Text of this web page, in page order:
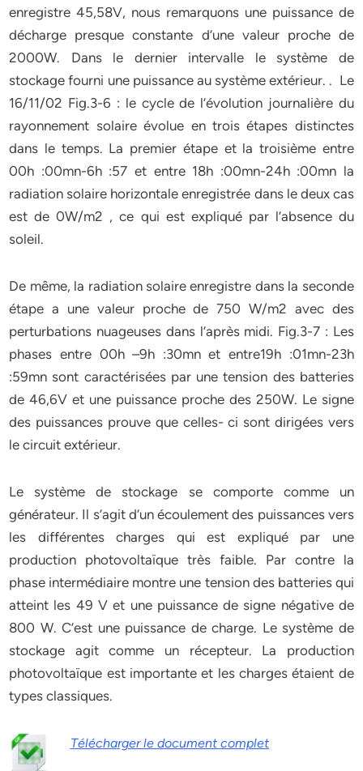
enregistre 45,58V, nous remarquons une puissance de
décharge presque constante d’une valeur proche de
2000W. Dans le dernier intervalle le système de
stockage fourni une puissance au système extérieur. . Le
16/11/02 Fig.3-6 : le cycle de l’évolution journalière du
rayonnement solaire évolue en trois étapes distinctes
dans le temps. La premier étape et la troisième entre
00h :00mn-6h :57 et entre 18h :00mn-24h :00mn la
radiation solaire horizontale enregistrée dans le deux cas
est de 0W/m2 , ce qui est expliqué par l’absence du
soleil.
De même, la radiation solaire enregistre dans la seconde
étape a une valeur proche de 750 W/m2 avec des
perturbations nuageuses dans l’après midi. Fig.3-7 : Les
phases entre 00h –9h :30mn et entre19h :01mn-23h
:59mn sont caractérisées par une tension des batteries
de 46,6V et une puissance proche des 250W. Le signe
des puissances prouve que celles- ci sont dirigées vers
le circuit extérieur.
Le système de stockage se comporte comme un
générateur. Il s’agit d’un écoulement des puissances vers
les différentes charges qui est expliqué par une
production photovoltaïque très faible. Par contre la
phase intermédiaire montre une tension des batteries qui
atteint les 49 V et une puissance de signe négative de
800 W. C’est une puissance de charge. Le système de
stockage agit comme un récepteur. La production
photovoltaïque est importante et les charges étaient de
types classiques.
Télécharger le document complet